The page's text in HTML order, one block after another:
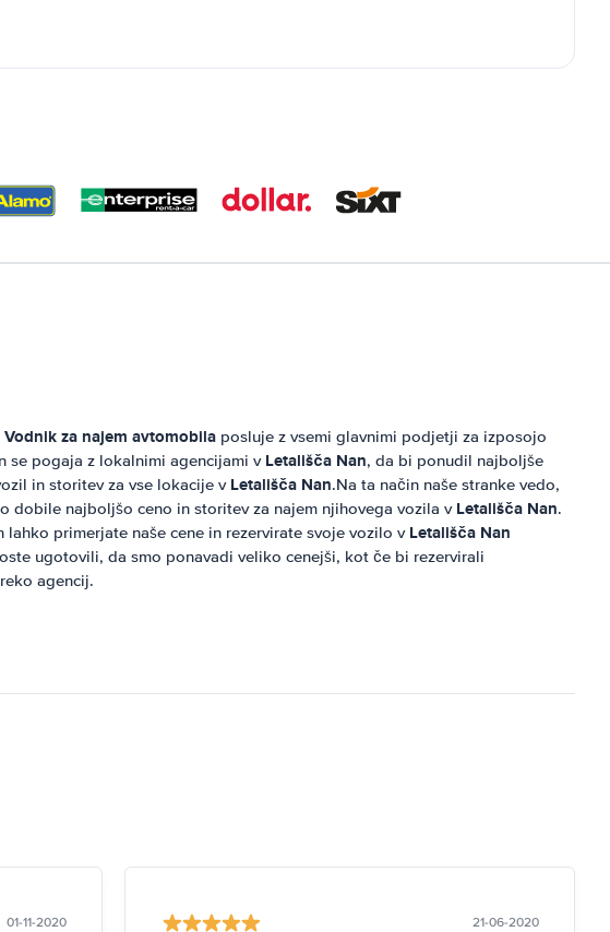
Vodnik za najem avtomobila posluje z vsemi glavnimi podjetji za izposojo
se pogaja z lokalnimi agencijami v Letališča Nan, da bi ponudil najboljše
in storitev za vse lokacije v Letališča Nan.Na ta način naše stranke vedo,
dobile najboljšo ceno in storitev za najem njihovega vozila v Letališča Nan.
lahko primerjate naše cene in rezervirate svoje vozilo v Letališča Nan
ugotovili, da smo ponavadi veliko cenejši, kot če bi rezervirali
agencij.
01-11-2020 21-06-2020